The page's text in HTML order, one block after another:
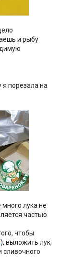
и рыбу
я порезала на
лука не
частью
чтобы
), выложить лук,
сливочного